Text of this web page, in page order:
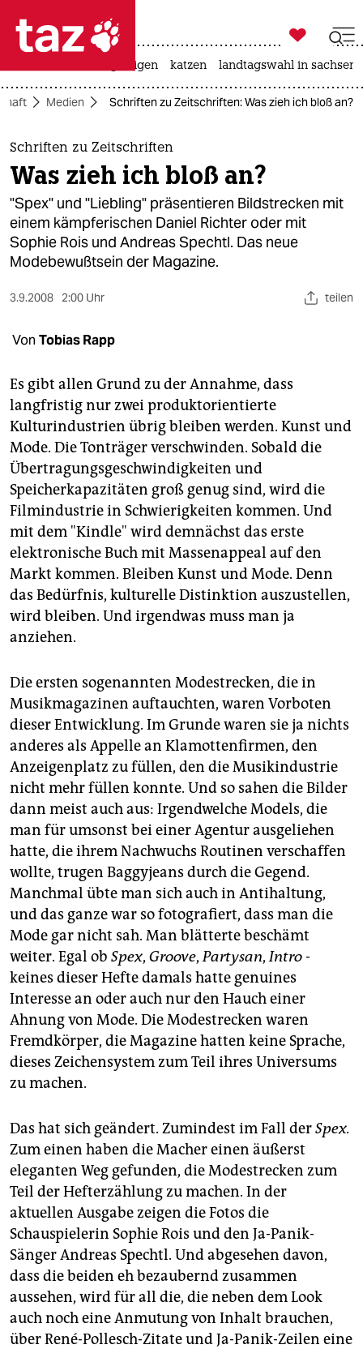
 taz zahl ich
taz zahl ich
themen
politik
öko
gesellschaft
kultur
sport
nord
wahrheit
verlag
verlag
veranstaltungen
shop
fragen & hilfe
unterstützen
genossenschaft
epaper login

taz zahl ich
bergsteigen katzen landtagswahl in
Medien Schriften zu Zeitschriften: Was zieh ich bloß an?
Schriften zu Zeitschriften
Was zieh ich bloß an?
"Spex" und "Liebling" präsentieren Bildstrecken mit
einem kämpferischen Daniel Richter oder mit
Sophie Rois und Andreas Spechtl. Das neue
Modebewußtsein der Magazine.
3.9.2008 2:00 Uhr teilen
Von Tobias Rapp
Es gibt allen Grund zu der Annahme, dass
langfristig nur zwei produktorientierte
Kulturindustrien übrig bleiben werden. Kunst und
Mode. Die Tonträger verschwinden. Sobald die
Übertragungsgeschwindigkeiten und
Speicherkapazitäten groß genug sind, wird die
Filmindustrie in Schwierigkeiten kommen. Und
mit dem "Kindle" wird demnächst das erste
elektronische Buch mit Massenappeal auf den
Markt kommen. Bleiben Kunst und Mode. Denn
das Bedürfnis, kulturelle Distinktion auszustellen,
wird bleiben. Und irgendwas muss man ja
anziehen.
Die ersten sogenannten Modestrecken, die in
Musikmagazinen auftauchten, waren Vorboten
dieser Entwicklung. Im Grunde waren sie ja nichts
anderes als Appelle an Klamottenfirmen, den
Anzeigenplatz zu füllen, den die Musikindustrie
nicht mehr füllen konnte. Und so sahen die Bilder
dann meist auch aus: Irgendwelche Models, die
man für umsonst bei einer Agentur ausgeliehen
hatte, die ihrem Nachwuchs Routinen verschaffen
wollte, trugen Baggyjeans durch die Gegend.
Manchmal übte man sich auch in Antihaltung,
und das ganze war so fotografiert, dass man die
Mode gar nicht sah. Man blätterte beschämt
weiter. Egal ob Spex, Groove,Partysan,Intro-
keines dieser Hefte damals hatte genuines
Interesse an oder auch nur den Hauch einer
Ahnung von Mode. Die Modestrecken waren
Fremdkörper, die Magazine hatten keine Sprache,
dieses Zeichensystem zum Teil ihres Universums
zu machen.
Das hat sich geändert. Zumindest im Fall derSpex.
Zum einen haben die Macher einen äußerst
eleganten Weg gefunden, die Modestrecken zum
Teil der Hefterzählung zu machen. In der
aktuellen Ausgabe zeigen die Fotos die
Schauspielerin Sophie Rois und den Ja-Panik-
Sänger Andreas Spechtl. Und abgesehen davon,
dass die beiden eh bezaubernd zusammen
aussehen, wird für all die, die neben dem Look
auch noch eine Anmutung von Inhalt brauchen,
über René-Pollesch-Zitate und Ja-Panik-Zeilen eine